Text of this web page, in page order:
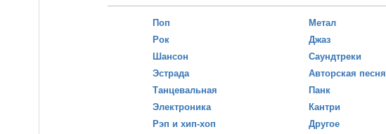
Поп
Рок
Шансон
Эстрада
Танцевальная
Электроника
Рэп и хип-хоп
Метал
Джаз
Саундтреки
Авторская песня
Панк
Кантри
Другое